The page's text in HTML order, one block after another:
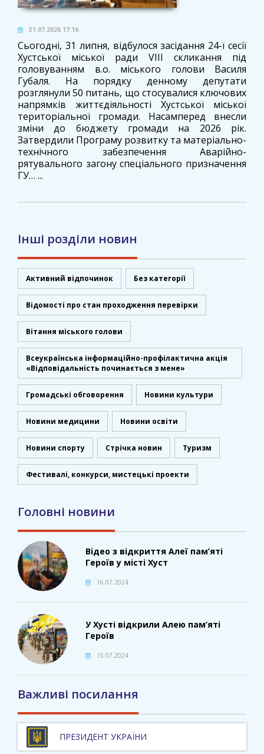
Інші розділи новин
Активний відпочинок Без категорії
Відомості про стан проходження перевірки
Вітання міського голови
Всеукраїнська інформаційно-профілактична акція
«Відповідальність починається з мене»
Громадські обговорення Новини культури
Новини медицини Новини освіти
Новини спорту Стрічка новин Туризм
Фестивалі, конкурси, мистецькі проекти
Головні новини
Відео з відкриття Алеї пам’яті
Героїв у місті Хуст
16.07.2024
У Хусті відкрили Алею пам’яті
Героїв
15.07.2024
Важливі посилання
ПРЕЗИДЕНТ УКРАЇНИ
31.07.2026 17:16
Сьогодні, 31 липня, відбулося засідання 24-ї сесії
Хустської міської ради VIII скликання під
головуванням в.о. міського голови Василя
Губаля. На порядку денному депутати
розглянули 50 питань, що стосувалися ключових
напрямків життєдіяльності Хустської міської
територіальної громади. Насамперед внесли
зміни до бюджету громади на 2026 рік.
Затвердили Програму розвитку та матеріально-
технічного забезпечення Аварійно-
рятувального загону спеціального призначення
ГУ… ...